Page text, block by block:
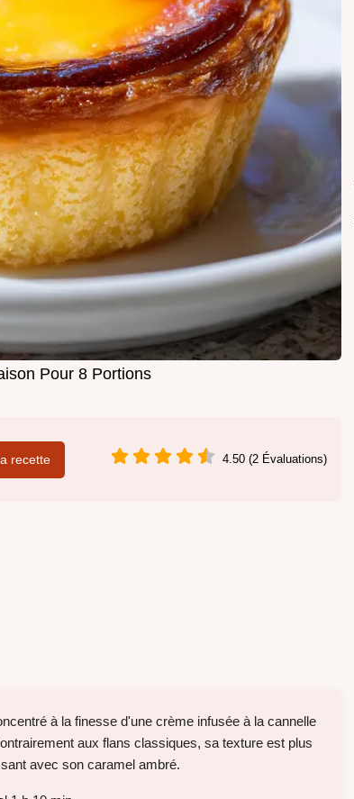
Pour 8 Portions
recette 4.50 (2 Évaluations)
à la finesse d'une crème infusée à la cannelle
aux flans classiques, sa texture est plus
avec son caramel ambré.